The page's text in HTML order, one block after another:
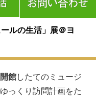
ルの生活」展＠ヨ
館したてのミュージ
っくり訪問計画をた